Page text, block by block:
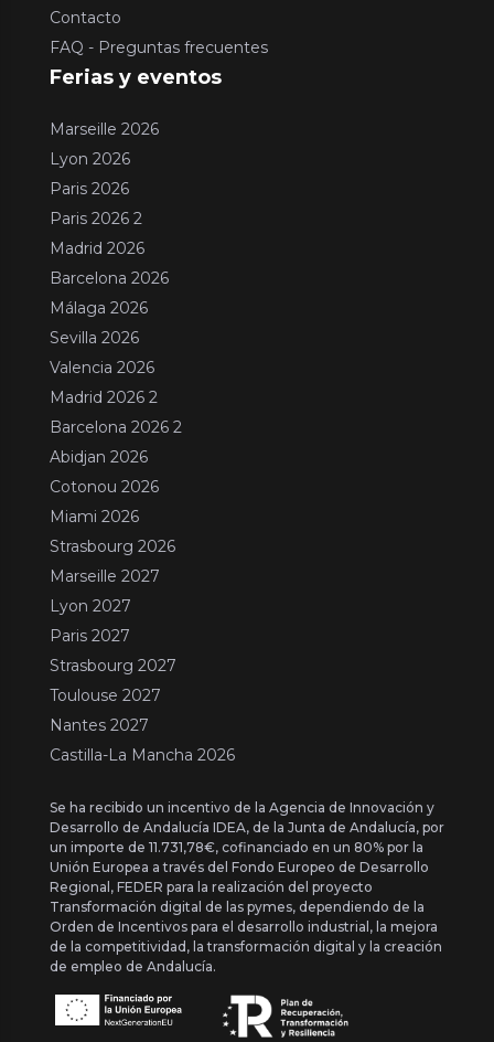
Contacto
FAQ - Preguntas frecuentes
Ferias y eventos
Marseille 2026
Lyon 2026
Paris 2026
Paris 2026 2
Madrid 2026
Barcelona 2026
Málaga 2026
Sevilla 2026
Valencia 2026
Madrid 2026 2
Barcelona 2026 2
Abidjan 2026
Cotonou 2026
Miami 2026
Strasbourg 2026
Marseille 2027
Lyon 2027
Paris 2027
Strasbourg 2027
Toulouse 2027
Nantes 2027
Castilla-La Mancha 2026
Se ha recibido un incentivo de la Agencia de Innovación y
Desarrollo de Andalucía IDEA, de la Junta de Andalucía, por
un importe de 11.731,78€, cofinanciado en un 80% por la
Unión Europea a través del Fondo Europeo de Desarrollo
Regional, FEDER para la realización del proyecto
Transformación digital de las pymes, dependiendo de la
Orden de Incentivos para el desarrollo industrial, la mejora
de la competitividad, la transformación digital y la creación
de empleo de Andalucía.